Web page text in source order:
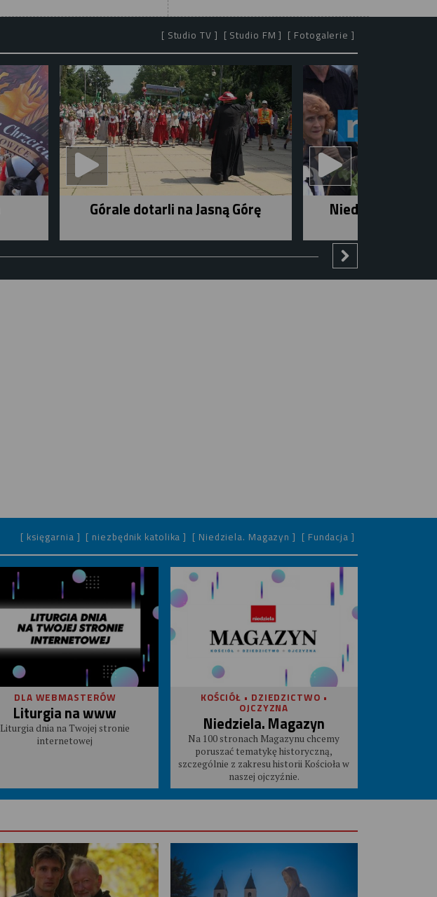
[ Studio TV ] [ Studio FM ] [ Fotogalerie ]
Górale dotarli na Jasną Górę Niedziela w
[ księgarnia ] [ niezbędnik katolika ] [ Niedziela. Magazyn ] [ Fundacja ]
DLA WEBMASTERÓW
Liturgia na www
Liturgia dnia na Twojej stronie
internetowej
KOŚCIÓŁ • DZIEDZICTWO •
OJCZYZNA
Niedziela. Magazyn
Na 100 stronach Magazynu chcemy
poruszać tematykę historyczną,
szczególnie z zakresu historii Kościoła w
naszej ojczyźnie.